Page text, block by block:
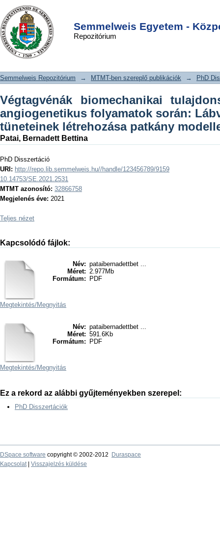
Semmelweis Egyetem -
Repozitórium
Végtagvénák biomechanikai
tulajdonságainak változásai
angiogenetikus folyamatok során:
Lábvarikozitás betegség tüneteinek
DSpace/Manakin Repository
Semmelweis Repozitórium → MTMT-ben szereplő publikációk → PhD
Végtagvénák biomechanikai
angiogenetikus folyamatok során:
tüneteinek létrehozása patkány
Patai, Bernadett Bettina
PhD Disszertáció
URI: http://repo.lib.semmelweis.hu//handle/123456789/9159
10.14753/SE.2021.2531
MTMT azonosító: 32866758
Megjelenés éve: 2021
Teljes nézet
Kapcsolódó fájlok:
Név: pataibernadettbet ...
Méret: 2.977Mb
Formátum:
PDF
Megtekintés/Megnyitás
Név: pataibernadettbet ...
Méret: 591.6Kb
Formátum:
PDF
Megtekintés/Megnyitás
Ez a rekord az alábbi gyűjteményekben szerepel:
PhD Disszertációk
DSpace software copyright © 2002-2012
Duraspace
Kapcsolat| Visszajelzés küldése